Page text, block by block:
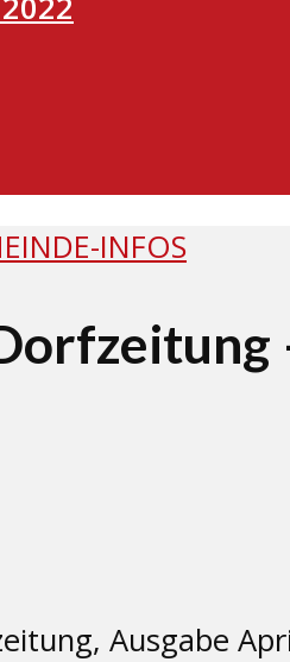
INFOS
Ausgabe